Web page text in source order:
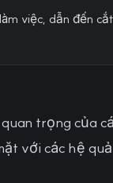
việc, dẫn đến
trọng của
với các hệ